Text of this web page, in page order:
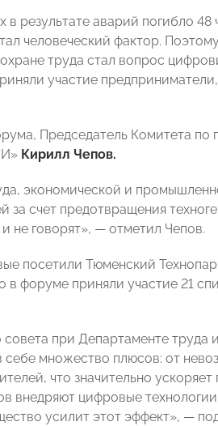
результате аварий погибло
человеческий фактор.
труда стал вопрос
участие
Председатель Комитета
Кирилл Чепов.
экономической и
счет предотвращения
не говорят», — отметил Чепов.
посетили Тюменский
форуме приняли участие 21
при Департаменте труда
себе множество плюсов: от
что значительно
внедряют цифровые
усилит этот эффект», —